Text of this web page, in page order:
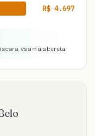
R$4.697
cara, vs a mais barata